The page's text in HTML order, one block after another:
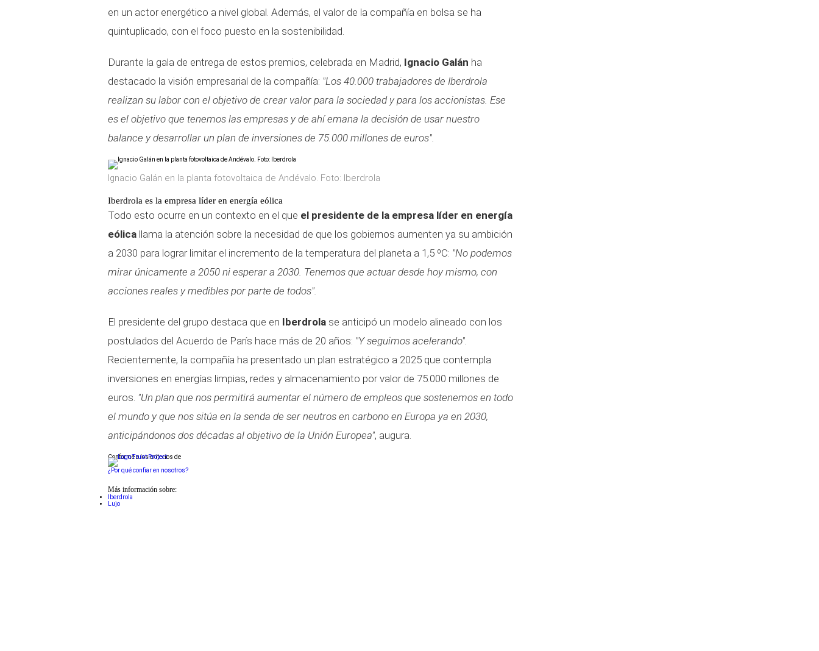
en un actor energético a nivel global. Además, el valor de la compañía en bolsa se ha
quintuplicado, con el foco puesto en la sostenibilidad.
Durante la gala de entrega de estos premios, celebrada en Madrid, Ignacio Galán ha
destacado la visión empresarial de la compañía: "Los 40.000 trabajadores de Iberdrola
realizan su labor con el objetivo de crear valor para la sociedad y para los accionistas. Ese
es el objetivo que tenemos las empresas y de ahí emana la decisión de usar nuestro
balance y desarrollar un plan de inversiones de 75.000 millones de euros".
Ignacio Galán en la planta fotovoltaica de Andévalo. Foto: Iberdrola
Iberdrola es la empresa líder en energía eólica
Todo esto ocurre en un contexto en el que el presidente de la empresa líder en energía
eólica llama la atención sobre la necesidad de que los gobiernos aumenten ya su ambición
a 2030 para lograr limitar el incremento de la temperatura del planeta a 1,5 ºC: "No podemos
mirar únicamente a 2050 ni esperar a 2030. Tenemos que actuar desde hoy mismo, con
acciones reales y medibles por parte de todos".
El presidente del grupo destaca que en Iberdrola se anticipó un modelo alineado con los
postulados del Acuerdo de París hace más de 20 años: "Y seguimos acelerando".
Recientemente, la compañía ha presentado un plan estratégico a 2025 que contempla
inversiones en energías limpias, redes y almacenamiento por valor de 75.000 millones de
euros. "Un plan que nos permitirá aumentar el número de empleos que sostenemos en todo
el mundo y que nos sitúa en la senda de ser neutros en carbono en Europa ya en 2030,
anticipándonos dos décadas al objetivo de la Unión Europea", augura.
Conforme a los criterios de
¿Por qué confiar en nosotros?
Más información sobre:
Iberdrola
Lujo